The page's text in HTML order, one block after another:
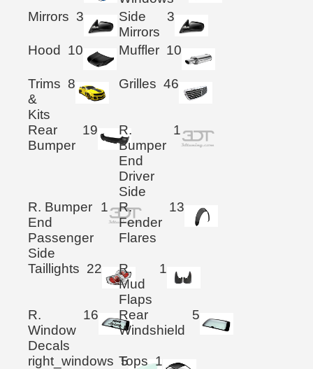
Mirrors 3
Side
Mirrors
3
Hood 10 Muffler 10
Trims
&
Kits
8 Grilles 46
Rear
Bumper
19
R.
Bumper
End
Driver
Side
1
R. Bumper
End
Passenger
Side
1
R.
Fender
Flares
13
Taillights 22
R.
Mud
Flaps
1
R.
Window
Decals
16
Rear
Windshield
5
right_windows 5
Tops 1